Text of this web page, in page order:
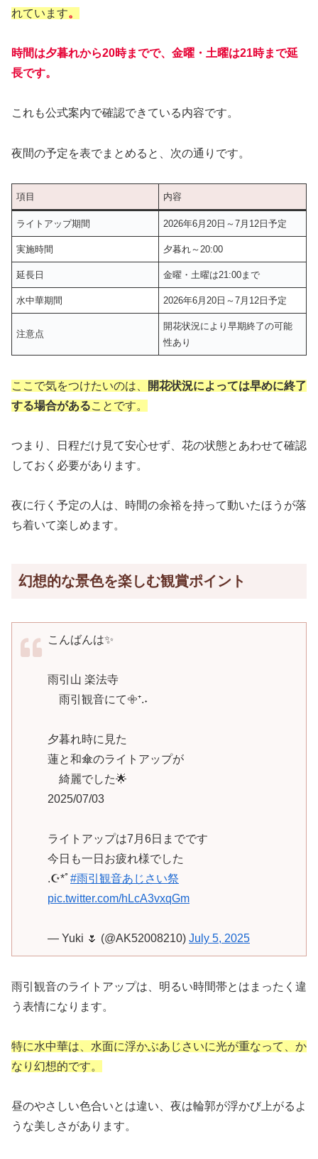
れています。
時間は夕暮れから20時までで、 金曜・土曜は21時まで延
長です。
これも公式案内で確認できている内容です。
夜間の予定を表でまとめると、次の通りです。
項目 内容
ライトアップ期間 2026年6月20日～7月12日予定
実施時間 夕暮れ～20:00
延長日 金曜・土曜は21:00まで
水中華期間 2026年6月20日～7月12日予定
注意点
開花状況により早期終了の可能
性あり
ここで気をつけたいのは、
開花状況によっては早めに終了
する場合があることです。
つまり、日程だけ見て安心せず、花の状態とあわせて確認
しておく必要があります。
夜に行く予定の人は、時間の余裕を持って動いたほうが落
ち着いて楽しめます。
幻想的な景色を楽しむ観賞ポイント
こんばんは✨
雨引山 楽法寺
雨引観音にて𖧷⁺.˖
夕暮れ時に見た
蓮と和傘のライトアップが
綺麗でした🌟
2025/07/03
ライトアップは7月6日までです
今日も一日お疲れ様でした
.☪*ﾟ#雨引観音あじさい祭
pic.twitter.com/hLcA3vxqGm
— Yuki 🌷 (@AK52008210) July 5, 2025
雨引観音のライトアップは、明るい時間帯とはまったく違
う表情になります。
特に水中華は、水面に浮かぶあじさいに光が重なって、か
なり幻想的です。
昼のやさしい色合いとは違い、夜は輪郭が浮かび上がるよ
うな美しさがあります。